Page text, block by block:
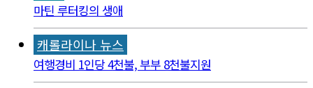
마틴 루터킹의 생애
캐롤라이나 뉴스
여행경비 1인당 4천불, 부부 8천불지원